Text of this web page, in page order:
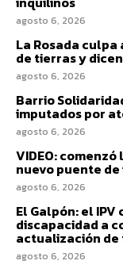
agosto 6, 2026
La Rosada
de tierras y
agosto 6, 2026
Barrio
imputados por
agosto 6, 2026
VIDEO:
nuevo puente
agosto 6, 2026
El Galpón: el
discapacidad a
actualización de
agosto 6, 2026